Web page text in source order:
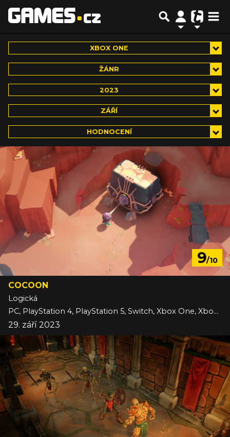
XBOX ONE
ŽÁNR
2023
ZÁŘÍ
HODNOCENÍ
9/10
COCOON
Logická
PC, PlayStation 4, PlayStation 5, Switch, Xbox One, Xbox Series
29. září 2023